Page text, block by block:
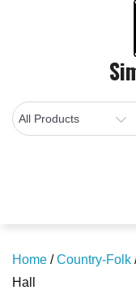
Home /Country-Folk
Hall